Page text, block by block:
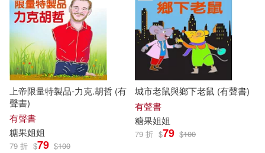
上帝限量特製品-力克.胡哲 (有
聲書)
有聲書
糖果姐姐
79 折 $79 $100
城市老鼠與鄉下老鼠 (有聲書)
有聲書
糖果姐姐
79 折 $79 $100